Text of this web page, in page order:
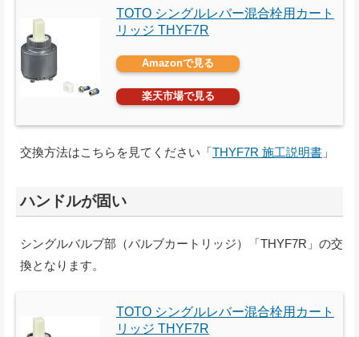
TOTO シングルレバー混合栓用カート
リッジ THYF7R
Amazonで見る
楽天市場で見る
交換方法はこちらを見てください「THYF7R 施工説明書 」
ハンドルが固い
シングルバルブ部（バルブカートリッジ）「THYF7R」の交
換となります。
TOTO シングルレバー混合栓用カート
リッジ THYF7R